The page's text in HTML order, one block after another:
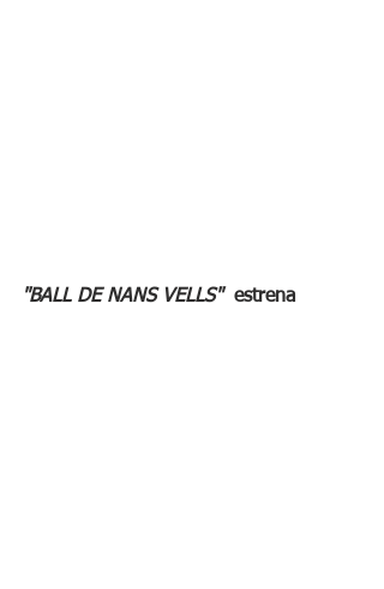
"BALL DE NANS VELLS" estrena